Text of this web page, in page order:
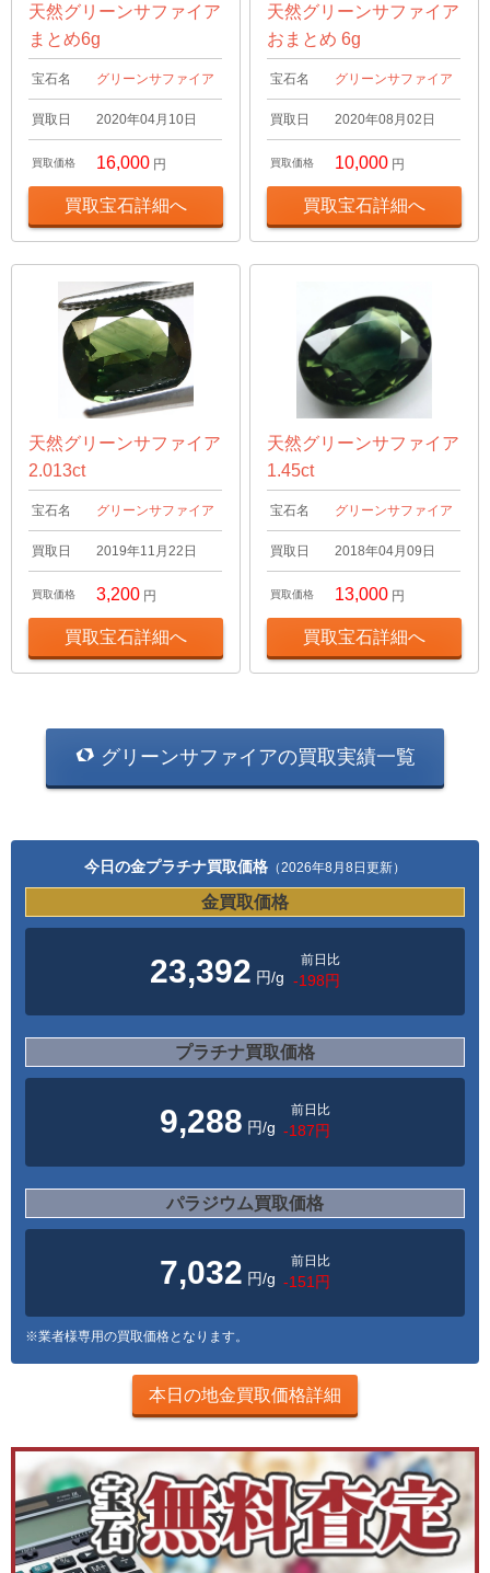
天然グリーンサファイア
まとめ6g
宝石名 グリーンサファイア
買取日 2020年04月10日
買取価格 16,000 円
買取宝石詳細へ
天然グリーンサファイア
おまとめ 6g
宝石名 グリーンサファイア
買取日 2020年08月02日
買取価格 10,000 円
買取宝石詳細へ
天然グリーンサファイア
2.013ct
宝石名 グリーンサファイア
買取日 2019年11月22日
買取価格 3,200 円
買取宝石詳細へ
天然グリーンサファイア
1.45ct
宝石名 グリーンサファイア
買取日 2018年04月09日
買取価格 13,000 円
買取宝石詳細へ
グリーンサファイアの買取実績一覧
今日の金プラチナ買取価格 （2026年8月8日更新）
金買取価格
23,392 円/g
前日比
-198円
プラチナ買取価格
9,288 円/g
前日比
-187円
パラジウム買取価格
7,032 円/g
前日比
-151円
※業者様専用の買取価格となります。
本日の地金買取価格詳細